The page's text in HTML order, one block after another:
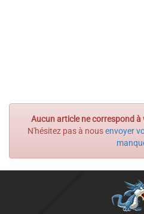
Aucun article ne correspond à
N'hésitez pas à nousenvoyer